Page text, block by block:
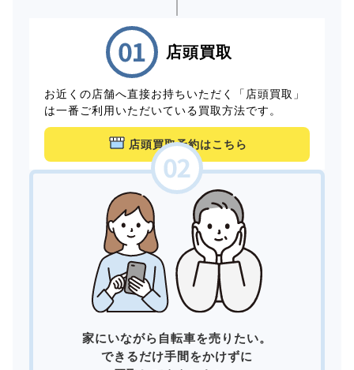
店頭買取
お近くの店舗へ直接お持ちいただく「店頭買取」
は一番ご利用いただいている買取方法です。
店頭買取予約はこちら
家にいながら自転車を売りたい。
できるだけ手間をかけずに